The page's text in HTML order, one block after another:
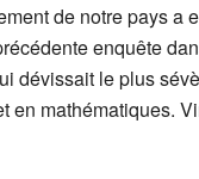
de notre pays a
enquête
dévissait le plus
en mathématiques.